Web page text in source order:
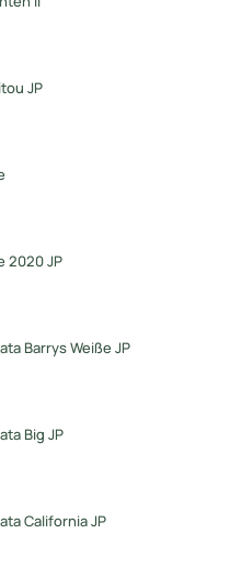
JP
2020 JP
Barrys Weiße JP
Big JP
California JP